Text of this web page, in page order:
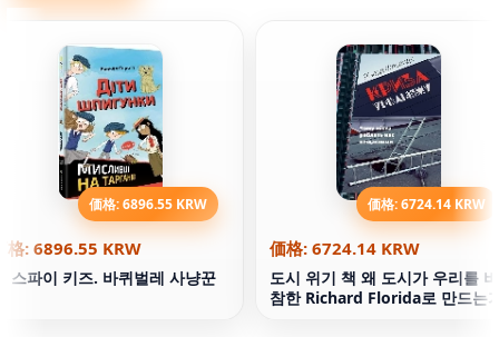
価格: 6896.55 KRW
格: 6896.55 KRW
스파이 키즈. 바퀴벌레 사냥꾼
価格: 6724.14 KRW
価格: 6724.14 KRW
도시 위기 책 왜 도시가 우리를 비
참한 Richard Florida로 만드는